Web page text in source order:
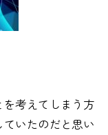
考えてしまう方
いたのだと思い